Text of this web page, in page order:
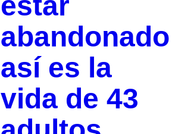
así es la
vida de 43